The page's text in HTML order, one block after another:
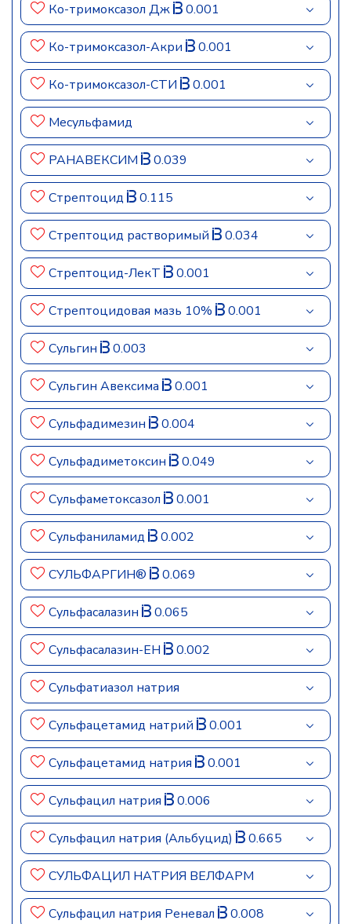
Ко-тримоксазол Дж 0.001
Ко-тримоксазол-Акри 0.001
Ко-тримоксазол-СТИ 0.001
Месульфамид
РАНАВЕКСИМ 0.039
Стрептоцид 0.115
Стрептоцид растворимый 0.034
Стрептоцид-ЛекТ 0.001
Стрептоцидовая мазь 10% 0.001
Сульгин 0.003
Сульгин Авексима 0.001
Сульфадимезин 0.004
Сульфадиметоксин 0.049
Сульфаметоксазол 0.001
Сульфаниламид 0.002
СУЛЬФАРГИН® 0.069
Сульфасалазин 0.065
Сульфасалазин-ЕН 0.002
Сульфатиазол натрия
Сульфацетамид натрий 0.001
Сульфацетамид натрия 0.001
Сульфацил натрия 0.006
Сульфацил натрия (Альбуцид) 0.665
СУЛЬФАЦИЛ НАТРИЯ ВЕЛФАРМ
Сульфацил натрия Реневал 0.008